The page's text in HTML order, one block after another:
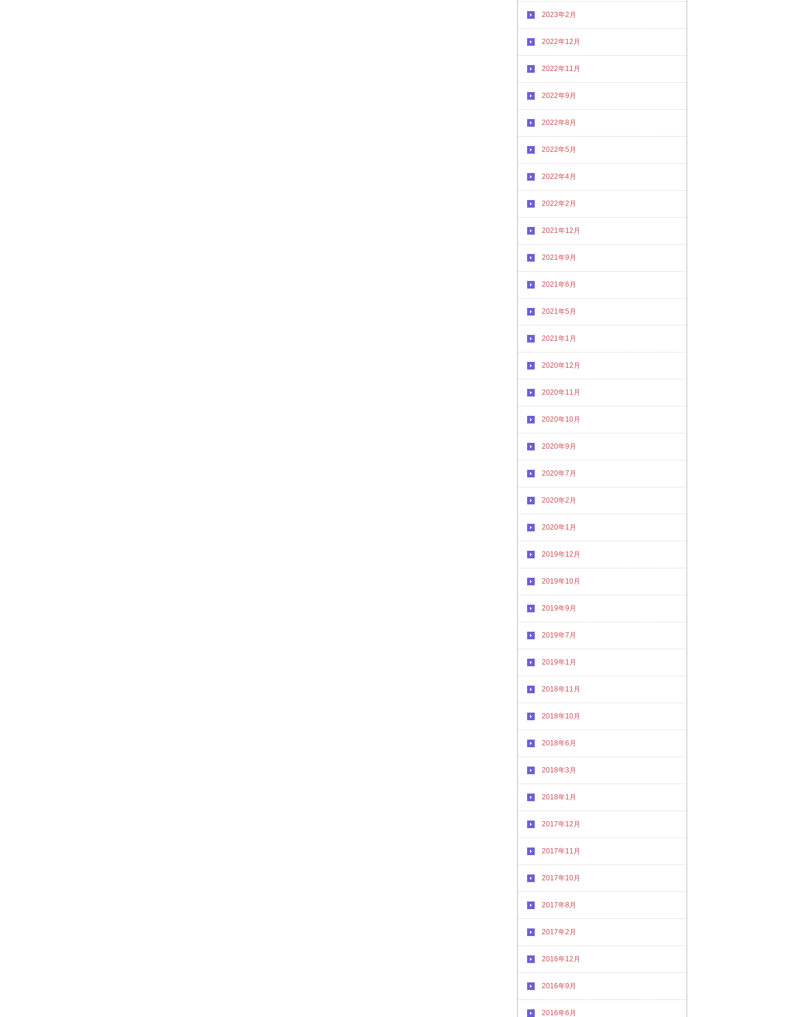
2023年2月
2022年12月
2022年11月
2022年9月
2022年8月
2022年5月
2022年4月
2022年2月
2021年12月
2021年9月
2021年6月
2021年5月
2021年1月
2020年12月
2020年11月
2020年10月
2020年9月
2020年7月
2020年2月
2020年1月
2019年12月
2019年10月
2019年9月
2019年7月
2019年1月
2018年11月
2018年10月
2018年6月
2018年3月
2018年1月
2017年12月
2017年11月
2017年10月
2017年8月
2017年2月
2016年12月
2016年9月
2016年6月